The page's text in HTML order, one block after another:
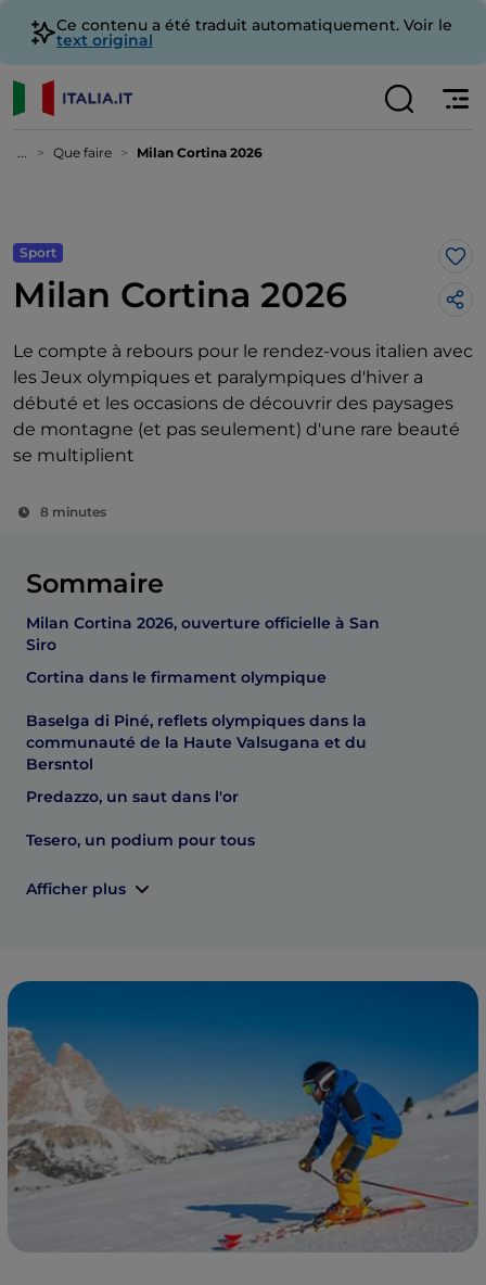
Ce contenu a été traduit automatiquement. Voir le
text original
... Que faire Milan Cortina 2026
Sport
Milan Cortina 2026
Le compte à rebours pour le rendez-vous italien avec
les Jeux olympiques et paralympiques d'hiver a
débuté et les occasions de découvrir des paysages
de montagne (et pas seulement) d'une rare beauté
se multiplient
8 minutes
Sommaire
Milan Cortina 2026, ouverture officielle à San
Siro
Cortina dans le firmament olympique
Baselga di Piné, reflets olympiques dans la
communauté de la Haute Valsugana et du
Bersntol
Predazzo, un saut dans l'or
Tesero, un podium pour tous
Afficher plus